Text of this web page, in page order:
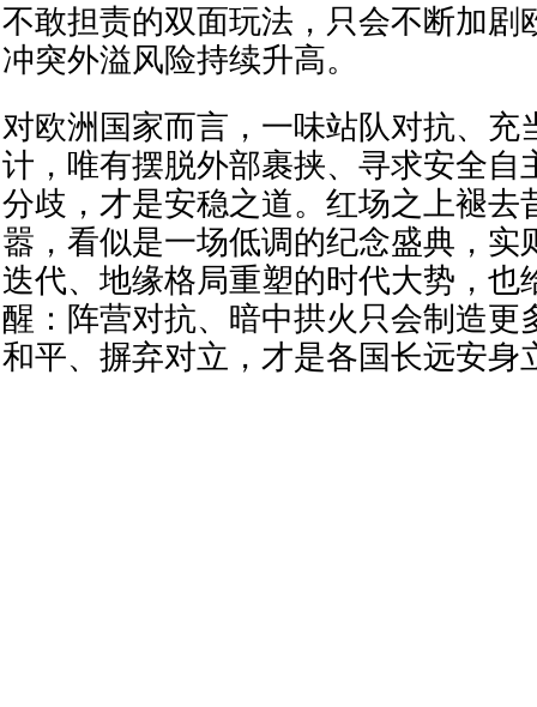
不敢担责的双面玩法，只会不断加剧
冲突外溢风险持续升高。
对欧洲国家而言，一味站队对抗、充
计，唯有摆脱外部裹挟、寻求安全自
分歧，才是安稳之道。红场之上褪去
嚣，看似是一场低调的纪念盛典，实
迭代、地缘格局重塑的时代大势，也
醒：阵营对抗、暗中拱火只会制造更
和平、摒弃对立，才是各国长远安身